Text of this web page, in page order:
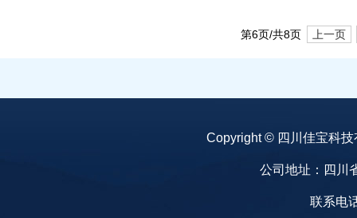
第6页/共8页 上一页
Copyright © 四川佳宝科
公司地址：四川
联系电